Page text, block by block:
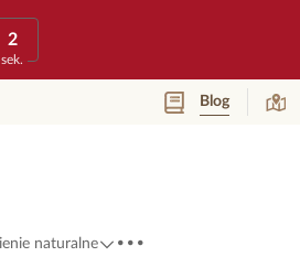
2
sek.
Blog
naturalne ...